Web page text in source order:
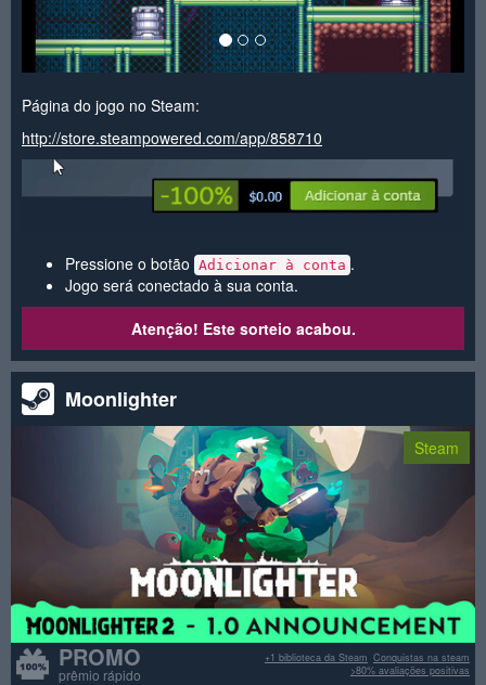
Página do jogo no Steam:
http://store.steampowered.com/app/858710
Pressione o botão Adicionar à conta .
Jogo será conectado à sua conta.
Atenção! Este sorteio acabou.
Moonlighter
Steam
PROMO
prêmio rápido
Conquistas na steam
+1 biblioteca da Steam
>80% avaliações positivas